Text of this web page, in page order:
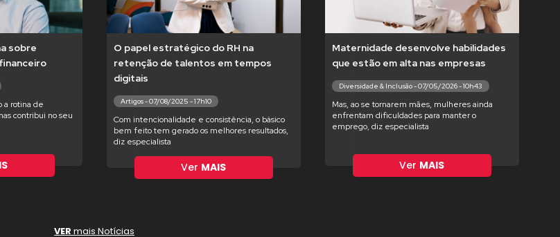
sobre
a rotina de
contribui no seu
O papel estratégico do RH na
retenção de talentos em tempos
digitais
Artigos - 07/08/2025 - 17h10
Com intencionalidade e consistência, o básico
bem feito tem gerado os melhores resultados,
diz especialista
Ver MAIS
Maternidade desenvolve habilidades
que estão em alta nas empresas
Diversidade & Inclusão - 07/05/2026 - 10h43
Mas, ao se tornarem mães, mulheres ainda
enfrentam dificuldades para manter o
emprego, diz especialista
Ver MAIS
VER mais Notícias